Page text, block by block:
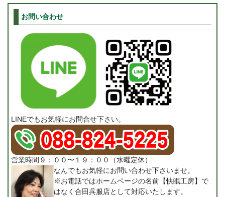
お問い合わせ
LINEでもお気軽にお問合せ下さい。
営業時間９：００〜１９：００（水曜定休）
なんでもお気軽にお問い合わせ下さいませ。
※お電話ではホームページの名前【快眠工房】で
はなく合田呉服店として対応いたします。